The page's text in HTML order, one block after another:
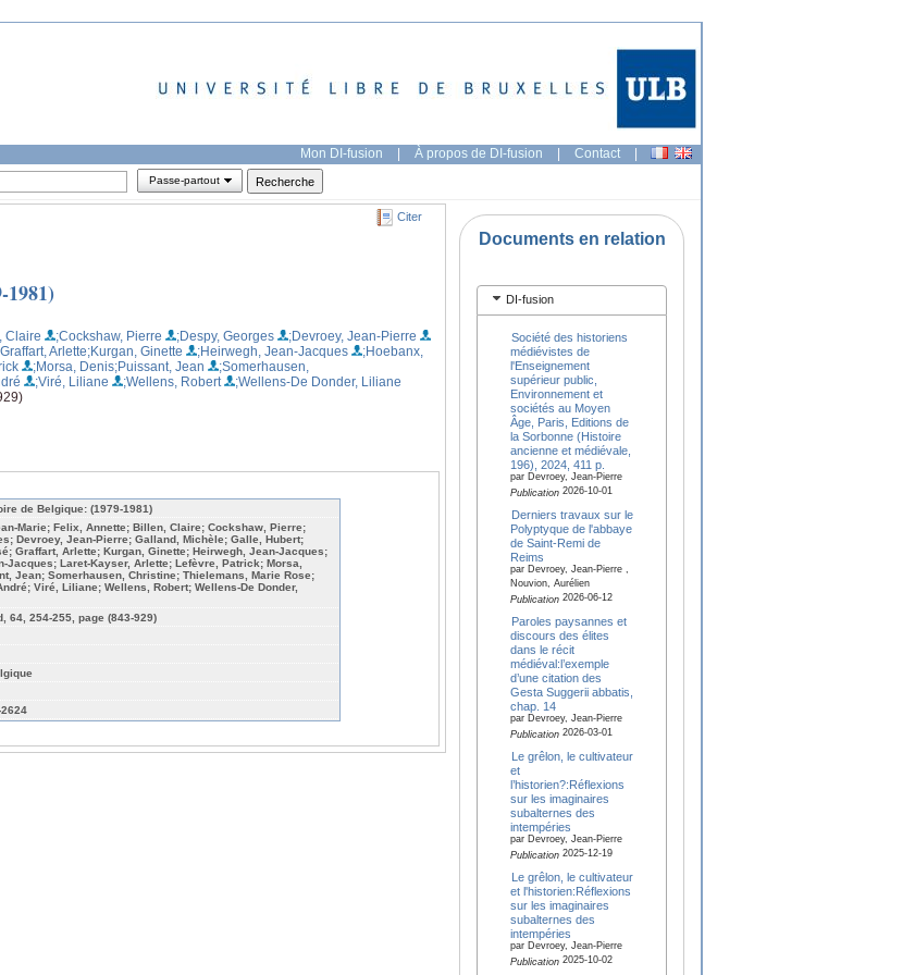
Mon DI-fusion | À propos de DI-fusion | Contact |
Passe-partout
Citer
Claire ;Cockshaw, Pierre ;Despy, Georges
;Devroey, Jean-Pierre
Arlette;Kurgan, Ginette ;Heirwegh, Jean-Jacques
;Hoebanx,
;Morsa, Denis;Puissant, Jean
;Somerhausen,
;Viré, Liliane ;Wellens, Robert
;Wellens-De Donder, Liliane
de Belgique: (1979-1981)
Marie; Felix, Annette; Billen, Claire; Cockshaw, Pierre;
Devroey, Jean-Pierre; Galland, Michèle; Galle, Hubert;
Graffart, Arlette; Kurgan, Ginette; Heirwegh, Jean-Jacques;
Jacques; Laret-Kayser, Arlette; Lefèvre, Patrick; Morsa,
Jean; Somerhausen, Christine; Thielemans, Marie Rose;
Viré, Liliane; Wellens, Robert; Wellens-De Donder,
64, 254-255, page (843-929)
Documents en relation
DI-fusion
Société des historiens
médiévistes de
l'Enseignement
supérieur public,
Environnement et
sociétés au Moyen
Âge, Paris, Editions de
la Sorbonne (Histoire
ancienne et médiévale,
196), 2024, 411 p.
par Devroey, Jean-Pierre
Publication2026-10-01
Derniers travaux sur le
Polyptyque de l'abbaye
de Saint-Remi de
Reims
par Devroey, Jean-Pierre ,
Nouvion, Aurélien
Publication2026-06-12
Paroles paysannes et
discours des élites
dans le récit
médiéval:l’exemple
d’une citation des
Gesta Suggerii abbatis,
chap. 14
par Devroey, Jean-Pierre
Publication2026-03-01
Le grêlon, le cultivateur
et
l’historien?:Réflexions
sur les imaginaires
subalternes des
intempéries
par Devroey, Jean-Pierre
Publication2025-12-19
Le grêlon, le cultivateur
et l'historien:Réflexions
sur les imaginaires
subalternes des
intempéries
par Devroey, Jean-Pierre
Publication2025-10-02